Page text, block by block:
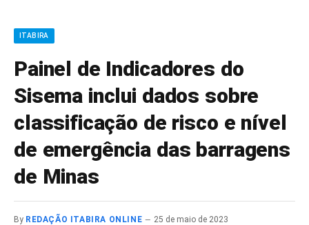
ITABIRA
Painel de Indicadores do
Sisema inclui dados sobre
classificação de risco e nível
de emergência das barragens
de Minas
By REDAÇÃO ITABIRA ONLINE
25 de maio de 2023